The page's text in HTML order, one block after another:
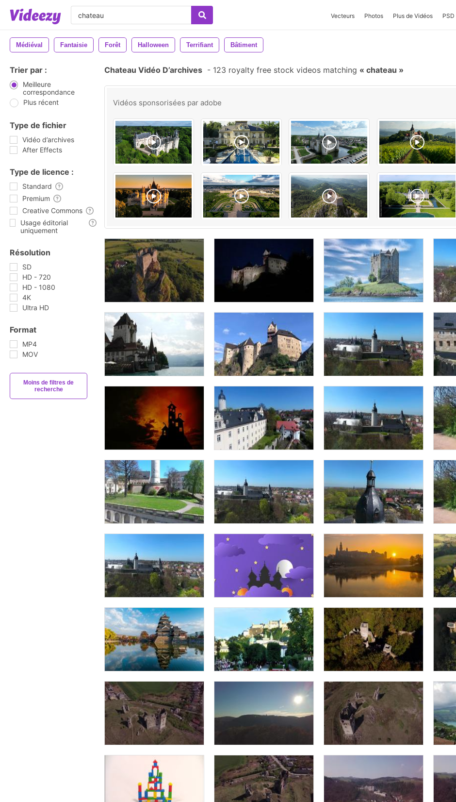
Vecteurs Photos Plus de Vidéos PSD
Médiéval Fantaisie Forêt Halloween Terrifiant Bâtiment
Trier par :
Meilleure
correspondance
Plus récent
Type de fichier
Vidéo d’archives
After Effects
Type de licence :
Standard
Premium
Creative Commons
Usage éditorial
uniquement
Résolution
SD
HD - 720
HD - 1080
4K
Ultra HD
Format
MP4
MOV
Moins de filtres de
recherche
Chateau Vidéo D’archives - 123 royalty free stock videos matching chateau
Vidéos sponsorisées par adobe